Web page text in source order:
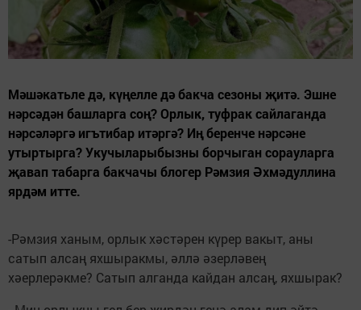
Мәшәкатьле дә, күңелле дә бакча сезоны җитә. Эшне
нәрсәдән башларга соң? Орлык, туфрак сайлаганда
нәрсәләргә игътибар итәргә? Иң беренче нәрсәне
утыртырга? Укучыларыбызны борчыган сорауларга
җавап табарга бакчачы блогер Рәмзия Әхмәдуллина
ярдәм итте.
-Рәмзия ханым, орлык хәстәрен күрер вакыт, аны
сатып алсаң яхшыракмы, әллә әзерләвең
хәерлерәкме? Сатып алганда кайдан алсаң, яхшырак?